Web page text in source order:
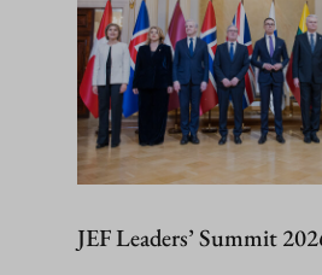
JEF Leaders’ Summit